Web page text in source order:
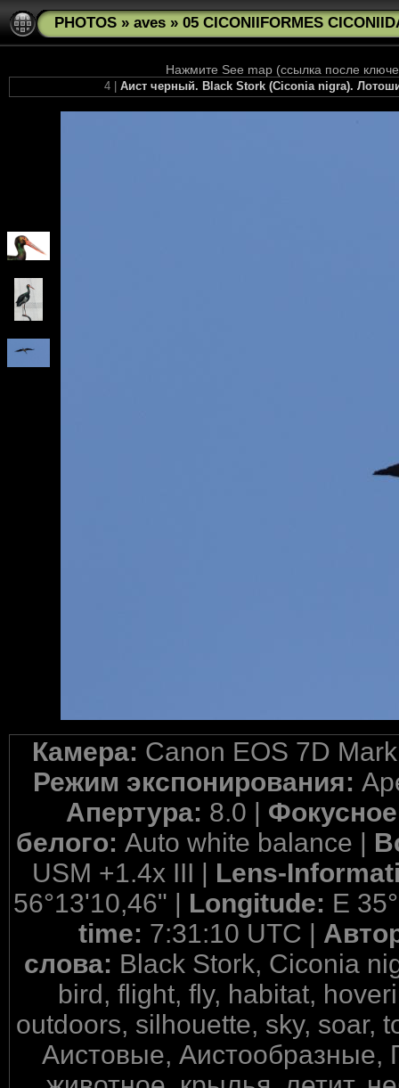
PHOTOS » aves » 05 CICONIIFORMES
Нажмите See map (ссылка после
4 |Аист черный. Black Stork (Ciconia nigra).
Камера: Canon EOS 7D
Режим экспонирования:
Апертура: 8.0 |
белого:Auto white balance |
USM +1.4x III | Lens-
56°13'10,46" | Longitude: E
time: 7:31:10 UTC |
слова: Black Stork, Ciconia
bird, flight, fly, habitat,
outdoors, silhouette, sky, soar,
Аистовые, Аистообразные,